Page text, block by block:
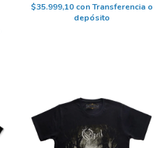
$35.999,10 con Transferencia o
depósito